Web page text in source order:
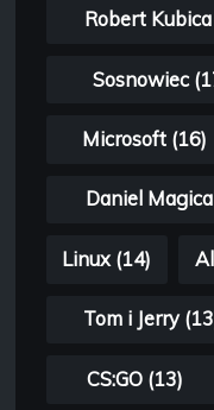
Robert
Sosnowiec
Microsoft (16)
Daniel
Linux (14)
Tom i Jerry
CS:GO (13)